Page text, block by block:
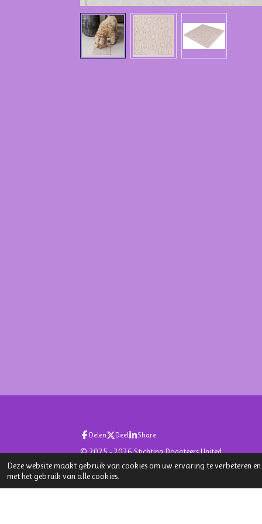
Deze website maakt gebruik van cookies om uw ervaring te verbeteren
met het gebruik van alle cookies.
Delen Deel Share
© 2025 - 2026 Stichting Dogateers United